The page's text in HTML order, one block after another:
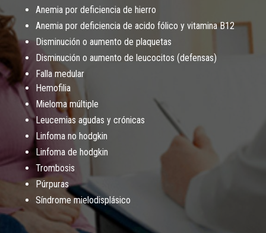
Anemia por deficiencia de hierro
Anemia por deficiencia de acido fólico y vitamina B12
Disminución o aumento de plaquetas
Disminución o aumento de leucocitos (defensas)
Falla medular
Hemofilia
Mieloma múltiple
Leucemias agudas y crónicas
Linfoma no hodgkin
Linfoma de hodgkin
Trombosis
Púrpuras
Síndrome mielodisplásico